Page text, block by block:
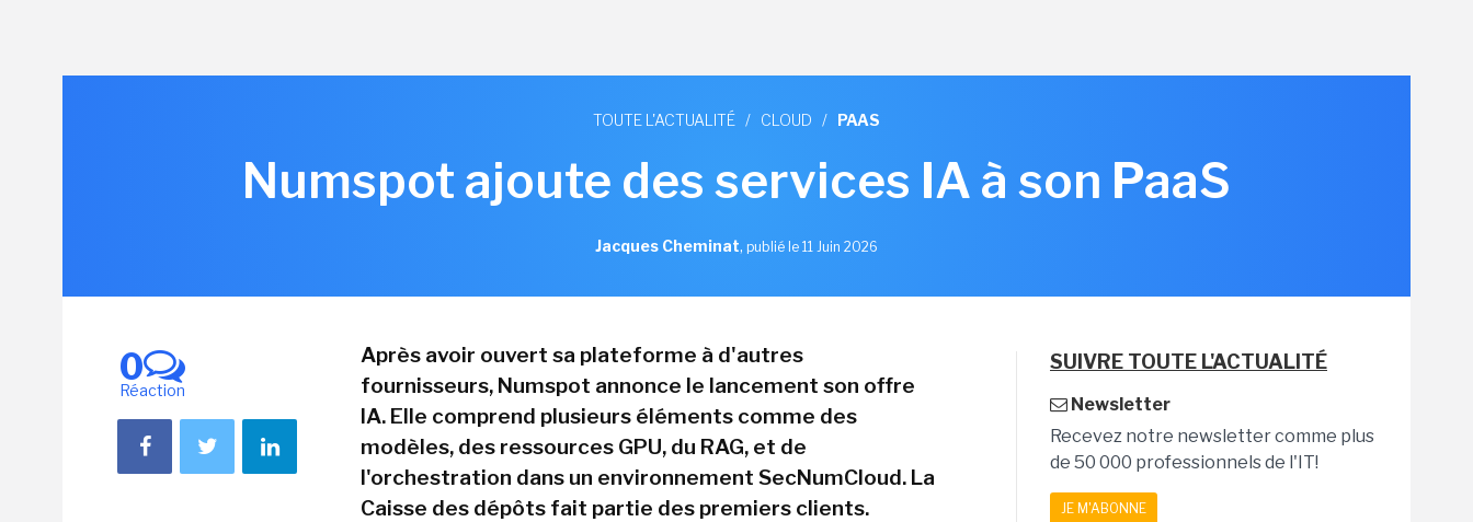
TOUTE L'ACTUALITÉ / CLOUD / PAAS
Numspot ajoute des services IA à son PaaS
Jacques Cheminat, publié le 11 Juin 2026
0
Réaction
Après avoir ouvert sa plateforme à d'autres
fournisseurs, Numspot annonce le lancement son offre
IA. Elle comprend plusieurs éléments comme des
modèles, des ressources GPU, du RAG, et de
l'orchestration dans un environnement SecNumCloud. La
Caisse des dépôts fait partie des premiers clients.
SUIVRE TOUTE L'ACTUALITÉ
Newsletter
Recevez notre newsletter comme plus
de 50 000 professionnels de l'IT!
JE M'ABONNE